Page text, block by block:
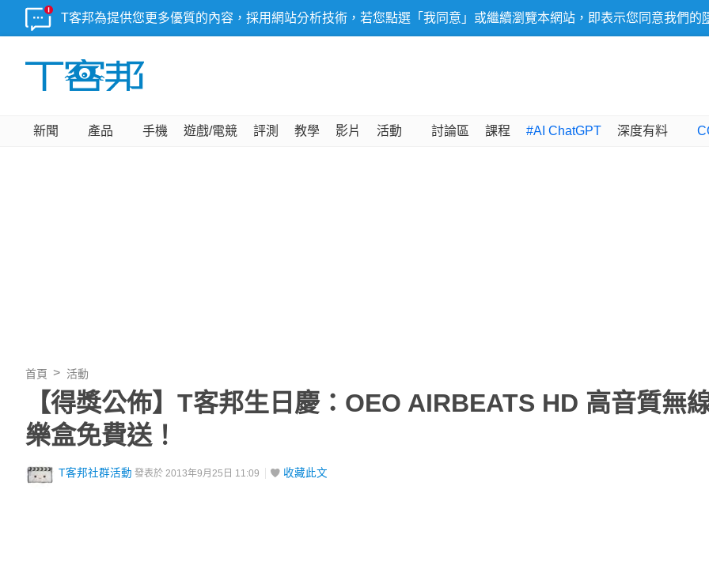
T客邦為提供您更多優質的內容，採用網站分析技術，若您點選「我同意」或繼續瀏覽本網站，即表示您同意我們的
新聞 產品 手機 遊戲/電競 評測 教學 影片 活動 討論區 課程 #AI ChatGPT 深度有料
首頁 活動
【得獎公佈】T客邦生日慶：OEO AIRBEATS HD 高音質無
樂盒免費送！
T客邦社群活動 發表於 2013年9月25日 11:09 收藏此文